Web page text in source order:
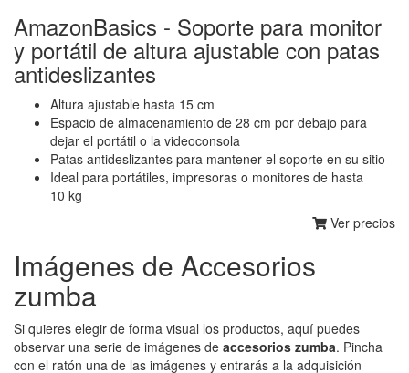
AmazonBasics - Soporte para monitor
y portátil de altura ajustable con patas
antideslizantes
Altura ajustable hasta 15 cm
Espacio de almacenamiento de 28 cm por debajo para
dejar el portátil o la videoconsola
Patas antideslizantes para mantener el soporte en su sitio
Ideal para portátiles, impresoras o monitores de hasta
10 kg
Ver precios
Imágenes de Accesorios
zumba
Si quieres elegir de forma visual los productos, aquí puedes
observar una serie de imágenes de accesorios zumba. Pincha
con el ratón una de las imágenes y entrarás a la adquisición